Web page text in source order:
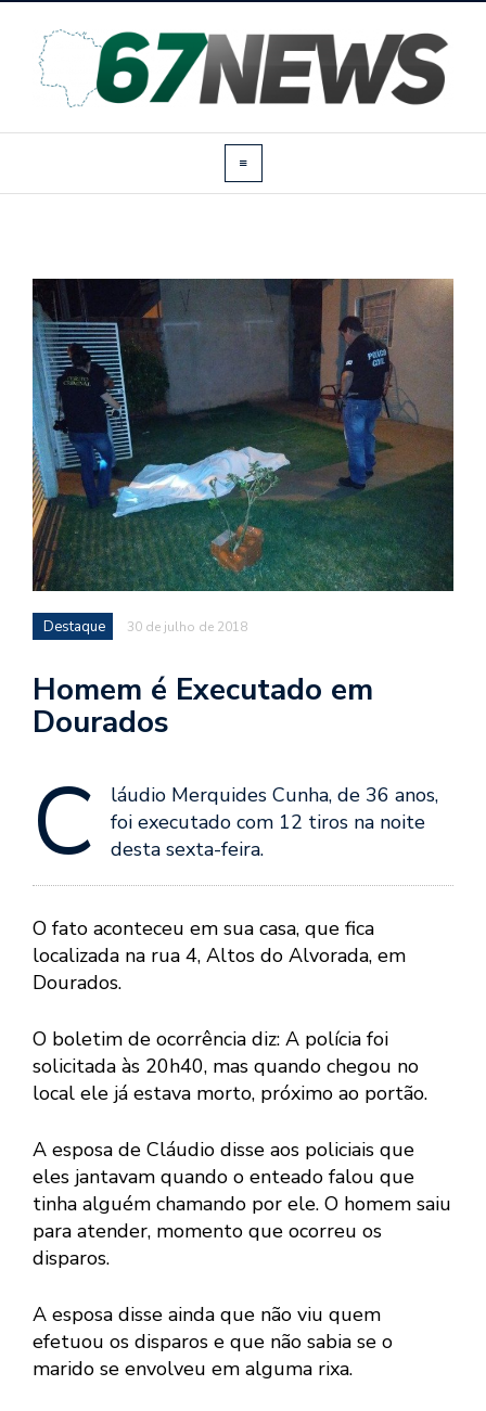
Destaque 30 de julho de 2018
Homem é Executado em
Dourados
C
láudio Merquides Cunha, de 36 anos,
foi executado com 12 tiros na noite
desta sexta-feira.
O fato aconteceu em sua casa, que fica
localizada na rua 4, Altos do Alvorada, em
Dourados.
O boletim de ocorrência diz: A polícia foi
solicitada às 20h40, mas quando chegou no
local ele já estava morto, próximo ao portão.
A esposa de Cláudio disse aos policiais que
eles jantavam quando o enteado falou que
tinha alguém chamando por ele. O homem saiu
para atender, momento que ocorreu os
disparos.
A esposa disse ainda que não viu quem
efetuou os disparos e que não sabia se o
marido se envolveu em alguma rixa.